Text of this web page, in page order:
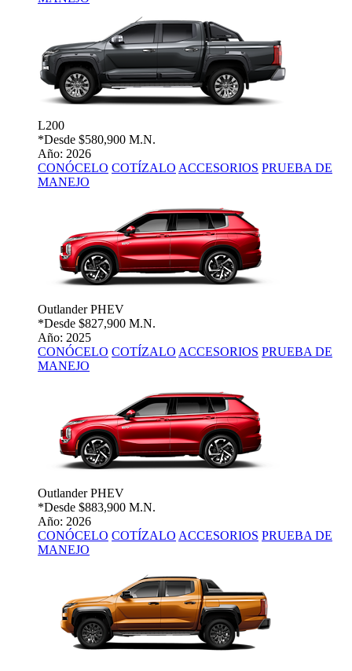
L200
*Desde $580,900 M.N.
Año: 2026
CONÓCELO COTÍZALO ACCESORIOS PRUEBA DE
MANEJO
Outlander PHEV
*Desde $827,900 M.N.
Año: 2025
CONÓCELO COTÍZALO ACCESORIOS PRUEBA DE
MANEJO
Outlander PHEV
*Desde $883,900 M.N.
Año: 2026
CONÓCELO COTÍZALO ACCESORIOS PRUEBA DE
MANEJO